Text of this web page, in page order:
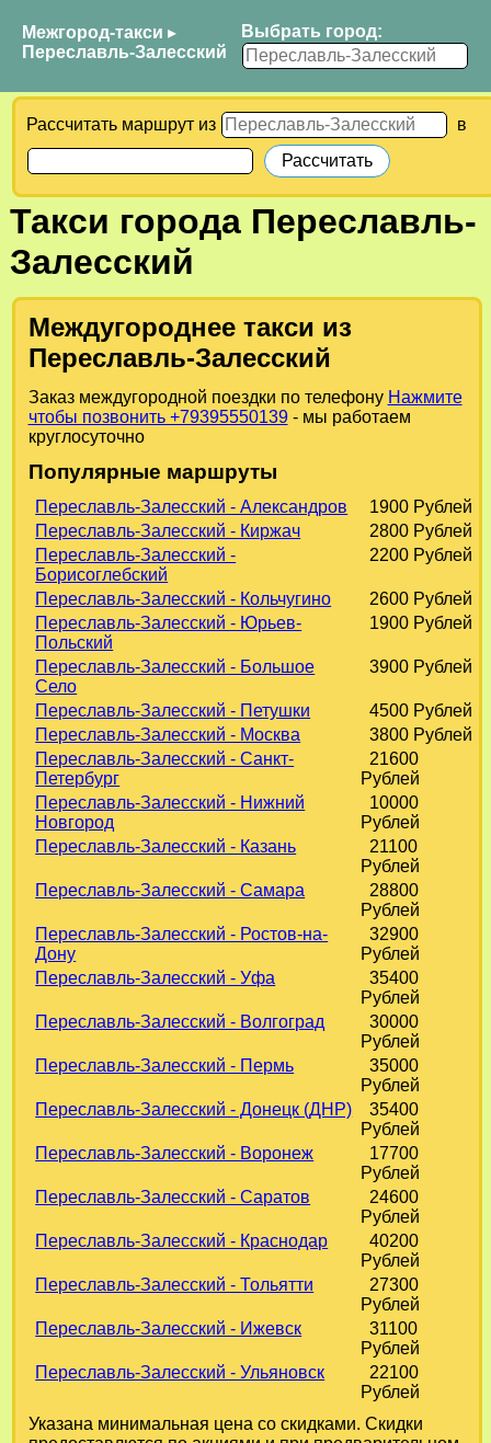
Межгород-такси ▸
Переславль-Залесский
Выбрать город:
Рассчитать маршрут из в
Такси города Переславль-
Залесский
Междугороднее такси из
Переславль-Залесский
Заказ междугородной поездки по телефону Нажмите
чтобы позвонить +79395550139- мы работаем
круглосуточно
Популярные маршруты
Переславль-Залесский - Александров
1900 Рублей
Переславль-Залесский - Киржач
2800 Рублей
Переславль-Залесский -
Борисоглебский
2200 Рублей
Переславль-Залесский - Кольчугино
2600 Рублей
Переславль-Залесский - Юрьев-
Польский
1900 Рублей
Переславль-Залесский - Большое
Село
3900 Рублей
Переславль-Залесский - Петушки
4500 Рублей
Переславль-Залесский - Москва
3800 Рублей
Переславль-Залесский - Санкт-
Петербург
21600
Рублей
Переславль-Залесский - Нижний
Новгород
10000
Рублей
Переславль-Залесский - Казань
21100
Рублей
Переславль-Залесский - Самара
28800
Рублей
Переславль-Залесский - Ростов-на-
Дону
32900
Рублей
Переславль-Залесский - Уфа
35400
Рублей
Переславль-Залесский - Волгоград
30000
Рублей
Переславль-Залесский - Пермь
35000
Рублей
Переславль-Залесский - Донецк (ДНР)
35400
Рублей
Переславль-Залесский - Воронеж
17700
Рублей
Переславль-Залесский - Саратов
24600
Рублей
Переславль-Залесский - Краснодар
40200
Рублей
Переславль-Залесский - Тольятти
27300
Рублей
Переславль-Залесский - Ижевск
31100
Рублей
Переславль-Залесский - Ульяновск
22100
Рублей
Указана минимальная цена со скидками. Скидки